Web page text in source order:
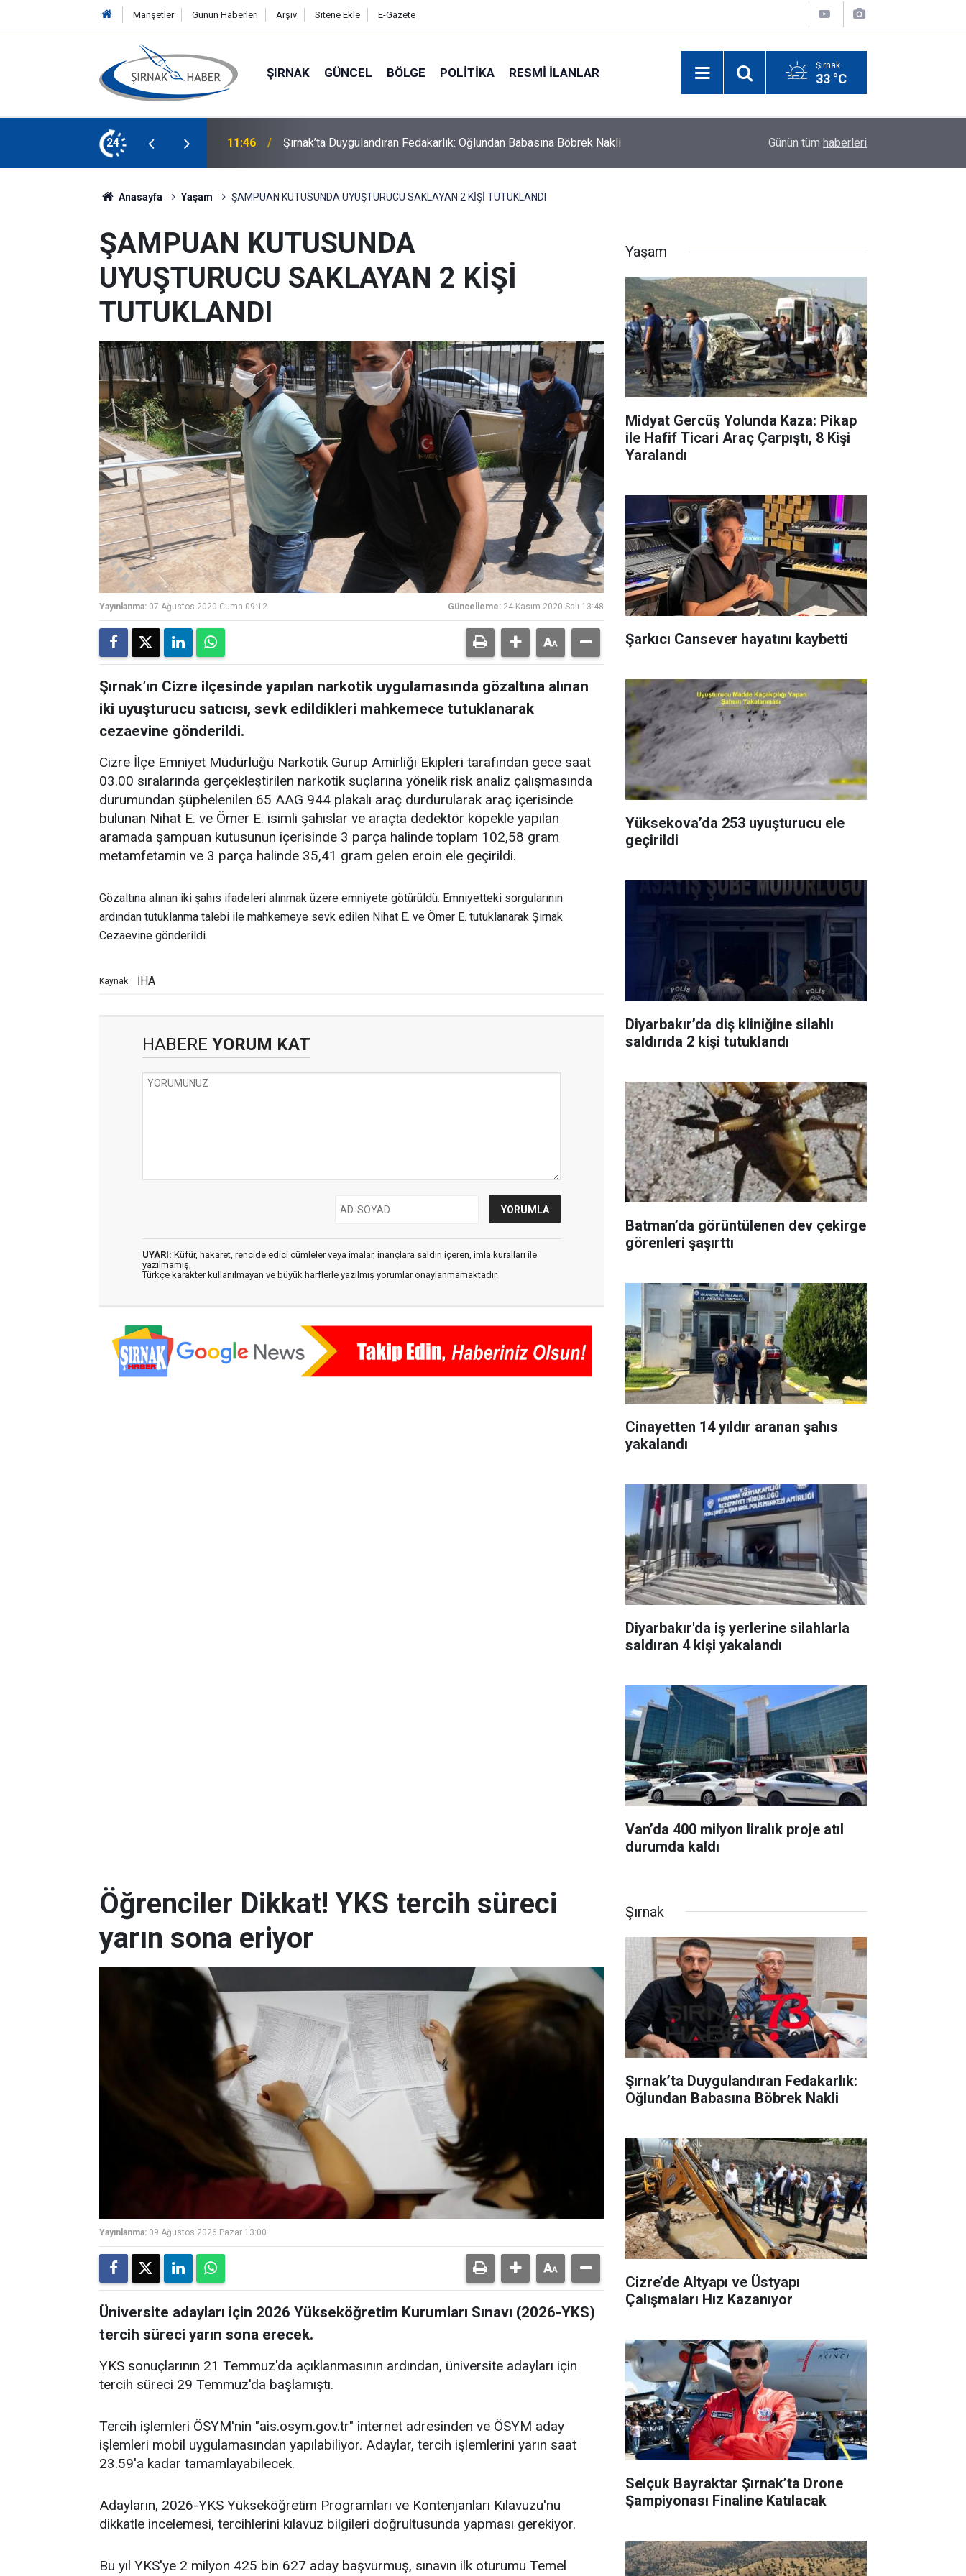
Manşetler Günün Haberleri Arşiv Sitene Ekle E-Gazete
ŞIRNAK GÜNCEL BÖLGE POLITIKA RESMI İLANLAR Şırnak
33 °C
24
Oğlundan Babasına Böbrek Nakli 11:34
Yaralandı
Cizre’de Altyapı ve Üstyapı Çalışmaları Hız
Günün tüm haberleri
Anasayfa Yaşam ŞAMPUAN KUTUSUNDA UYUŞTURUCU SAKLAYAN 2 KİŞİ TUTUKLANDI
ŞAMPUAN KUTUSUNDA
UYUŞTURUCU SAKLAYAN 2 KİŞİ
TUTUKLANDI
Yayınlanma: 07 Ağustos 2020 Cuma 09:12 Güncelleme: 24 Kasım 2020 Salı 13:48
Şırnak’ın Cizre ilçesinde yapılan narkotik uygulamasında gözaltına alınan
iki uyuşturucu satıcısı, sevk edildikleri mahkemece tutuklanarak
cezaevine gönderildi.
Cizre İlçe Emniyet Müdürlüğü Narkotik Gurup Amirliği Ekipleri tarafından gece saat
03.00 sıralarında gerçekleştirilen narkotik suçlarına yönelik risk analiz çalışmasında
durumundan şüphelenilen 65 AAG 944 plakalı araç durdurularak araç içerisinde
bulunan Nihat E. ve Ömer E. isimli şahıslar ve araçta dedektör köpekle yapılan
aramada şampuan kutusunun içerisinde 3 parça halinde toplam 102,58 gram
metamfetamin ve 3 parça halinde 35,41 gram gelen eroin ele geçirildi.
Gözaltına alınan iki şahıs ifadeleri alınmak üzere emniyete götürüldü. Emniyetteki sorgularının
ardından tutuklanma talebi ile mahkemeye sevk edilen Nihat E. ve Ömer E. tutuklanarak Şırnak
Cezaevine gönderildi.
Kaynak: İHA
HABERE YORUM KAT
UYARI: Küfür, hakaret, rencide edici cümleler veya imalar, inançlara saldırı içeren, imla kuralları ile
yazılmamış,
Türkçe karakter kullanılmayan ve büyük harflerle yazılmış yorumlar onaylanmamaktadır.
Yaşam
Midyat Gercüş Yolunda Kaza: Pikap
ile Hafif Ticari Araç Çarpıştı, 8 Kişi
Yaralandı
Şarkıcı Cansever hayatını kaybetti
Yüksekova’da 253 uyuşturucu ele
geçirildi
Diyarbakır’da diş kliniğine silahlı
saldırıda 2 kişi tutuklandı
Batman’da görüntülenen dev çekirge
görenleri şaşırttı
Cinayetten 14 yıldır aranan şahıs
yakalandı
Diyarbakır'da iş yerlerine silahlarla
saldıran 4 kişi yakalandı
Van’da 400 milyon liralık proje atıl
durumda kaldı
Öğrenciler Dikkat! YKS tercih süreci
yarın sona eriyor
Yayınlanma: 09 Ağustos 2026 Pazar 13:00
Üniversite adayları için 2026 Yükseköğretim Kurumları Sınavı (2026-YKS)
tercih süreci yarın sona erecek.
YKS sonuçlarının 21 Temmuz'da açıklanmasının ardından, üniversite adayları için
tercih süreci 29 Temmuz'da başlamıştı.
Tercih işlemleri ÖSYM'nin "ais.osym.gov.tr" internet adresinden ve ÖSYM aday
işlemleri mobil uygulamasından yapılabiliyor. Adaylar, tercih işlemlerini yarın saat
23.59'a kadar tamamlayabilecek.
Adayların, 2026-YKS Yükseköğretim Programları ve Kontenjanları Kılavuzu'nu
dikkatle incelemesi, tercihlerini kılavuz bilgileri doğrultusunda yapması gerekiyor.
Bu yıl YKS'ye 2 milyon 425 bin 627 aday başvurmuş, sınavın ilk oturumu Temel
Şırnak
Şırnak’ta Duygulandıran Fedakarlık:
Oğlundan Babasına Böbrek Nakli
Cizre’de Altyapı ve Üstyapı
Çalışmaları Hız Kazanıyor
Selçuk Bayraktar Şırnak’ta Drone
Şampiyonası Finaline Katılacak